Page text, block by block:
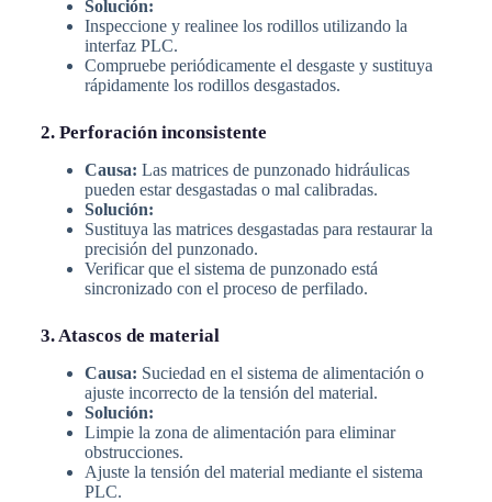
Solución:
Inspeccione y realinee los rodillos utilizando la
interfaz PLC.
Compruebe periódicamente el desgaste y sustituya
rápidamente los rodillos desgastados.
2. Perforación inconsistente
Causa: Las matrices de punzonado hidráulicas
pueden estar desgastadas o mal calibradas.
Solución:
Sustituya las matrices desgastadas para restaurar la
precisión del punzonado.
Verificar que el sistema de punzonado está
sincronizado con el proceso de perfilado.
3. Atascos de material
Causa: Suciedad en el sistema de alimentación o
ajuste incorrecto de la tensión del material.
Solución:
Limpie la zona de alimentación para eliminar
obstrucciones.
Ajuste la tensión del material mediante el sistema
PLC.